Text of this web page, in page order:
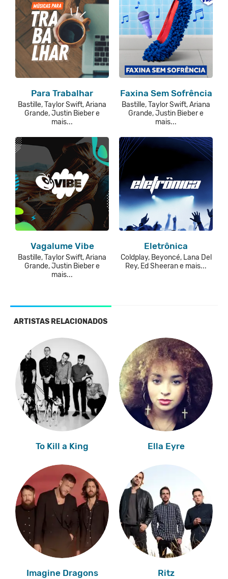
Para Trabalhar
Bastille, Taylor Swift, Ariana
Grande, Justin Bieber e
mais...
Faxina Sem Sofrência
Bastille, Taylor Swift, Ariana
Grande, Justin Bieber e
mais...
Vagalume Vibe
Bastille, Taylor Swift, Ariana
Grande, Justin Bieber e
mais...
Eletrônica
Coldplay, Beyoncé, Lana Del
Rey, Ed Sheeran e mais...
ARTISTAS RELACIONADOS
To Kill a King Ella Eyre
Imagine Dragons Ritz